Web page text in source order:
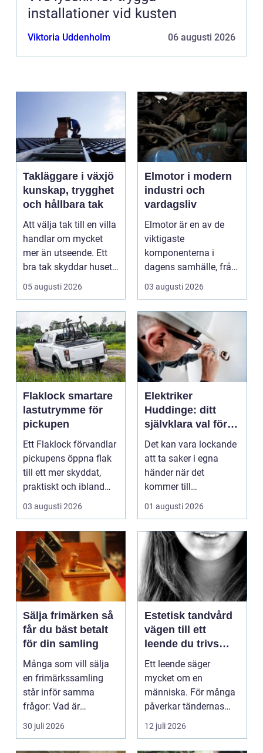
installationer vid kusten
Viktoria Uddenholm 06 augusti 2026
Takläggare i växjö
kunskap, trygghet
och hållbara tak
Att välja tak till en villa
handlar om mycket
mer än utseende. Ett
bra tak skyddar huset
mot regn, s...
05 augusti 2026
Elmotor i modern
industri och
vardagsliv
Elmotor är en av de
viktigaste
komponenterna i
dagens samhälle, från
små hushållsapparater
till stor...
03 augusti 2026
Flaklock smartare
lastutrymme för
pickupen
Ett Flaklock förvandlar
pickupens öppna flak
till ett mer skyddat,
praktiskt och ibland
också mer br...
03 augusti 2026
Elektriker
Huddinge: ditt
självklara val för
säker elinstallation
Det kan vara lockande
att ta saker i egna
händer när det
kommer till
hemförbättr...
01 augusti 2026
Sälja frimärken så
får du bäst betalt
för din samling
Många som vill sälja
en frimärkssamling
står inför samma
frågor: Vad är
samlingen värd? Var
vänder m...
30 juli 2026
Estetisk tandvård
vägen till ett
leende du trivs
med
Ett leende säger
mycket om en
människa. För många
påverkar tändernas
utseende både
självförtroendet ...
12 juli 2026